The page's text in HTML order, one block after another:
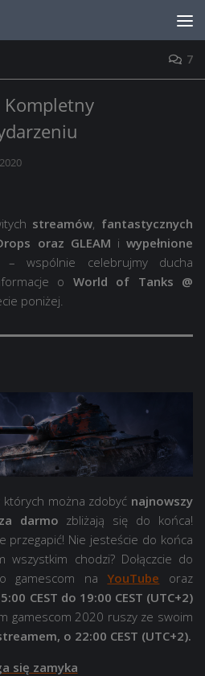
7
Kompletny
streamów, fantastycznych
oraz GLEAM iwypełnione
– wspólnie celebrujmy ducha
o World of Tanks @
poniżej.
których można zdobyć najnowszy
darmo zbliżają się do końca!
przegapić! Nie jesteście do końca
chodzi? Dołączcie do
gamescom naYouTube oraz
CEST do 19:00 CEST (UTC+2)
gamescom 2020 ruszy ze swoim
o 22:00 CEST (UTC+2).
się zamyka